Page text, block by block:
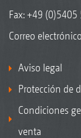
Fax: +49
Correo
Aviso legal
Protección de
Condiciones
venta